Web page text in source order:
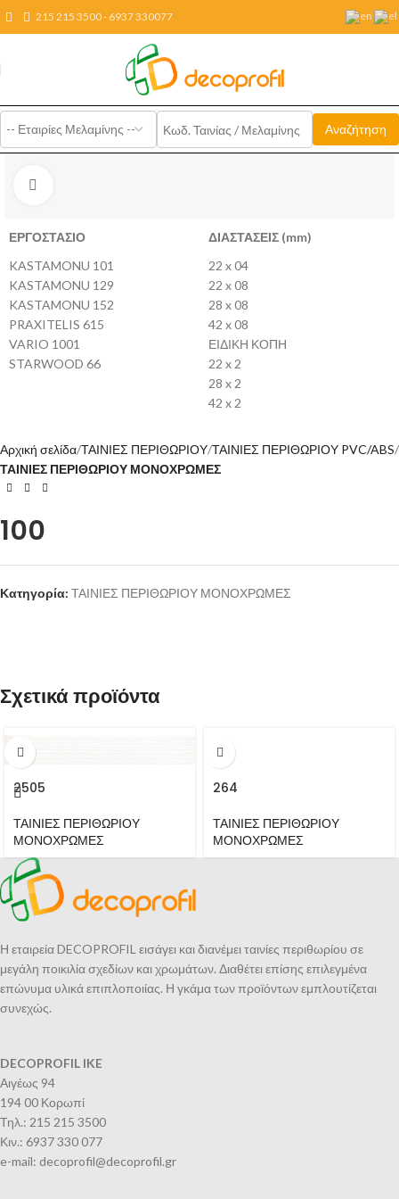
215 215 3500 - 6937 330077
ΕΡΓΟΣΤΑΣΙΟ
KASTAMONU 101
KASTAMONU 129
KASTAMONU 152
PRAXITELIS 615
VARIO 1001
STARWOOD 66
ΔΙΑΣΤΑΣΕΙΣ (mm)
22 x 04
22 x 08
28 x 08
42 x 08
ΕΙΔΙΚΗ ΚΟΠΗ
22 x 2
28 x 2
42 x 2
Αρχική σελίδα ΤΑΙΝΙΕΣ ΠΕΡΙΘΩΡΙΟΥ ΤΑΙΝΙΕΣ ΠΕΡΙΘΩΡΙΟΥ PVC/ABS
ΤΑΙΝΙΕΣ ΠΕΡΙΘΩΡΙΟΥ ΜΟΝΟΧΡΩΜΕΣ
100
Κατηγορία: ΤΑΙΝΙΕΣ ΠΕΡΙΘΩΡΙΟΥ ΜΟΝΟΧΡΩΜΕΣ
Σχετικά προϊόντα
2505
ΤΑΙΝΙΕΣ ΠΕΡΙΘΩΡΙΟΥ
ΜΟΝΟΧΡΩΜΕΣ
264
ΤΑΙΝΙΕΣ ΠΕΡΙΘΩΡΙΟΥ
ΜΟΝΟΧΡΩΜΕΣ
Η εταιρεία DECOPROFIL εισάγει και διανέμει ταινίες περιθωρίου σε
μεγάλη ποικιλία σχεδίων και χρωμάτων. Διαθέτει επίσης επιλεγμένα
επώνυμα υλικά επιπλοποιίας. Η γκάμα των προϊόντων εμπλουτίζεται
συνεχώς.
DECOPROFIL IKE
Αιγέως 94
194 00 Κορωπί
Τηλ.: 215 215 3500
Κιν.: 6937 330 077
e-mail: decoprofil@decoprofil.gr